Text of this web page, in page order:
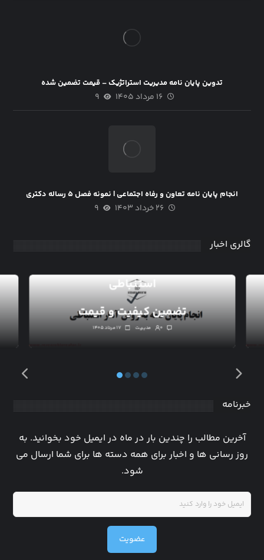
تدوین پایان نامه مدیریت استراتژیک – قیمت تضمین شده
۱۶ مرداد ۱۴۰۵ ۹
انجام پایان نامه تعاون و رفاه اجتماعی | نمونه فصل ۵ رساله دکتری
۲۶ خرداد ۱۴۰۳ ۹
گالری اخبار
استنباطی
تضمین کیفیت و قیمت
۱۷ مرداد ۱۴۰۵ مدیریت ۰
خبرنامه
آخرین مطالب را چندین بار در ماه در ایمیل خود بخوانید. به
روز رسانی ها و اخبار برای همه دسته ها برای شما ارسال می
شود.
عضویت